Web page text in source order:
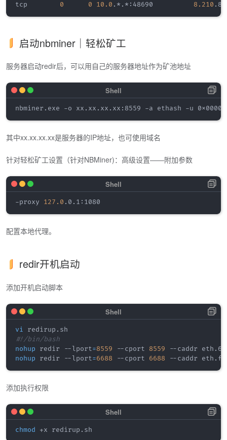
tcp 0 0 10.0 .*.*:48690 8.210
启动nbminer｜轻松矿工
服务器启动redir后，可以用自己的服务器地址作为矿池地址
其中xx.xx.xx.xx是服务器的IP地址，也可使用域名
针对轻松矿工设置（针对NBMiner)：高级设置——附加参数
-proxy 127.0
配置本地代理。
redir开机启动
添加开机启动脚本
vi
#!/bin/bash
nohup redir --lport=8559 --cport 8559 --caddr
nohup redir --lport=6688 --cport 6688 --caddr
添加执行权限
chmod